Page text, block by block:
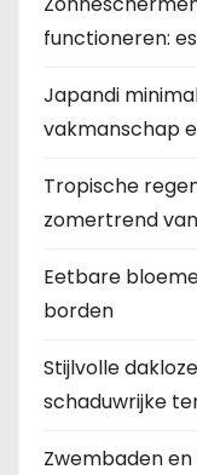
functioneren:
Japandi
vakmanschap
Tropische
zomertrend
Eetbare
borden
Stijlvolle
schaduwrijke
Zwembaden